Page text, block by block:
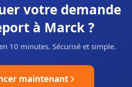
votre demande
à Marck ?
10 minutes. Sécurisé et simple.
maintenant